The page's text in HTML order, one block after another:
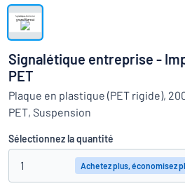
parvenez pas à trouver ce que
travail
Montrer toutes les catégories
Demande
devis
Se
connecter
Service
clients
Particulier / Entreprise
Signalétique entreprise -
PET
Plaque en plastique (PET rigide),
PET, Suspension
Sélectionnez la quantité
1 Achetez plus, économisez